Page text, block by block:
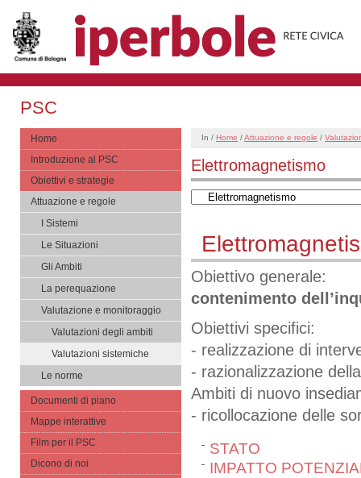
PSC
Home
Introduzione al PSC
Obiettivi e strategie
Attuazione e regole
I Sistemi
Le Situazioni
Gli Ambiti
La perequazione
Valutazione e monitoraggio
Valutazioni degli ambiti
Valutazioni sistemiche
Le norme
Documenti di piano
Mappe interattive
Film per il PSC
Dicono di noi
In / Home /Attuazione e regole /
Elettromagnetismo
Obiettivo generale:
contenimento
Obiettivi specifici:
- realizzazione di
- razionalizzazione
Ambiti di nuovo
- ricollocazione delle
STATO
IMPATTO